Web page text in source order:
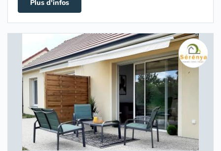
Plus d'infos